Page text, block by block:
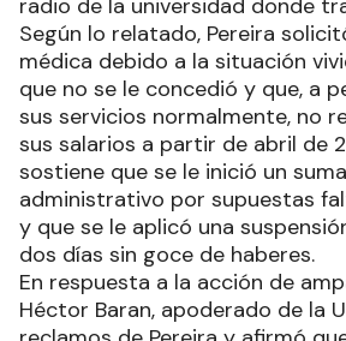
radio de la universidad donde
Según lo relatado, Pereira
médica debido a la situación
que no se le concedió y que, a
sus servicios normalmente, no
sus salarios a partir de abril de
sostiene que se le inició un
administrativo por supuestas
y que se le aplicó una
dos días sin goce de haberes.
En respuesta a la acción de
Héctor Baran, apoderado de la